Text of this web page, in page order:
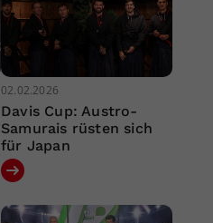
02.02.2026
Davis Cup: Austro-
Samurais rüsten sich
für Japan